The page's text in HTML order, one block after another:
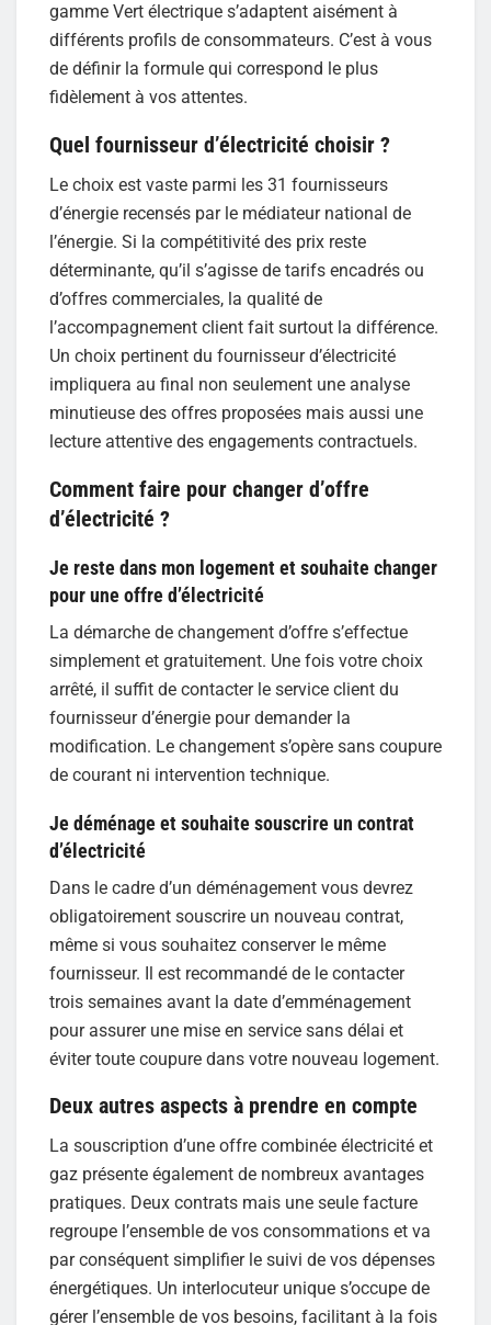
gamme Vert électrique s’adaptent aisément à
différents profils de consommateurs. C’est à vous
de définir la formule qui correspond le plus
fidèlement à vos attentes.
Quel fournisseur d’électricité choisir ?
Le choix est vaste parmi les 31 fournisseurs
d’énergie recensés par le médiateur national de
l’énergie. Si la compétitivité des prix reste
déterminante, qu’il s’agisse de tarifs encadrés ou
d’offres commerciales, la qualité de
l’accompagnement client fait surtout la différence.
Un choix pertinent du fournisseur d’électricité
impliquera au final non seulement une analyse
minutieuse des offres proposées mais aussi une
lecture attentive des engagements contractuels.
Comment faire pour changer d’offre
d’électricité ?
Je reste dans mon logement et souhaite changer
pour une offre d’électricité
La démarche de changement d’offre s’effectue
simplement et gratuitement. Une fois votre choix
arrêté, il suffit de contacter le service client du
fournisseur d’énergie pour demander la
modification. Le changement s’opère sans coupure
de courant ni intervention technique.
Je déménage et souhaite souscrire un contrat
d’électricité
Dans le cadre d’un déménagement vous devrez
obligatoirement souscrire un nouveau contrat,
même si vous souhaitez conserver le même
fournisseur. Il est recommandé de le contacter
trois semaines avant la date d’emménagement
pour assurer une mise en service sans délai et
éviter toute coupure dans votre nouveau logement.
Deux autres aspects à prendre en compte
La souscription d’une offre combinée électricité et
gaz présente également de nombreux avantages
pratiques. Deux contrats mais une seule facture
regroupe l’ensemble de vos consommations et va
par conséquent simplifier le suivi de vos dépenses
énergétiques. Un interlocuteur unique s’occupe de
gérer l’ensemble de vos besoins, facilitant à la fois